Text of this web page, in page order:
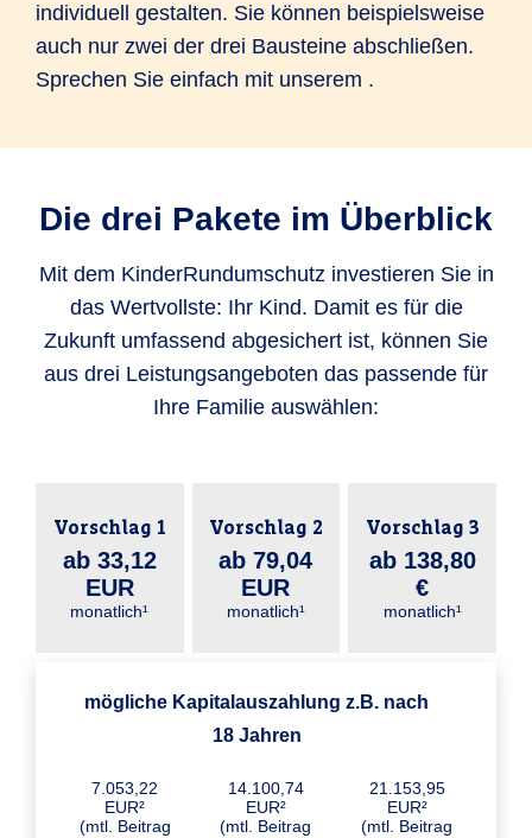
individuell gestalten. Sie können beispielsweise
auch nur zwei der drei Bausteine abschließen.
Sprechen Sie einfach mit unserem .
Die drei Pakete im Überblick
Mit dem KinderRundumschutz investieren Sie in
das Wertvollste: Ihr Kind. Damit es für die
Zukunft umfassend abgesichert ist, können Sie
aus drei Leistungsangeboten das passende für
Ihre Familie auswählen:
Vorschlag 1
ab 33,12
EUR
monatlich¹
Vorschlag 2
ab 79,04
EUR
monatlich¹
Vorschlag 3
ab 138,80
€
monatlich¹
mögliche Kapitalauszahlung z.B. nach
18 Jahren
7.053,22
EUR²
(mtl. Beitrag
14.100,74
EUR²
(mtl. Beitrag
21.153,95
EUR²
(mtl. Beitrag